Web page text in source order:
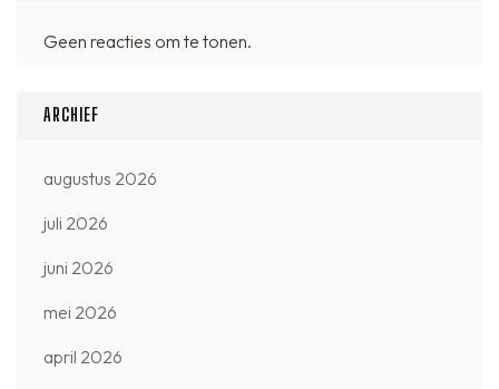
Geen reacties om te tonen.
ARCHIEF
augustus 2026
juli 2026
juni 2026
mei 2026
april 2026